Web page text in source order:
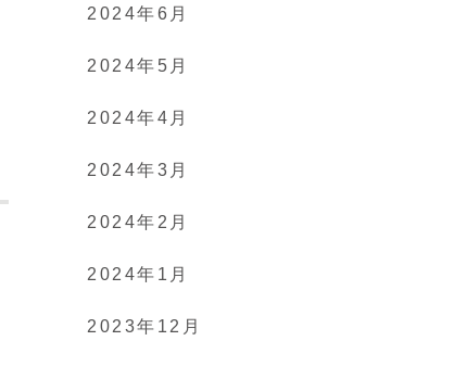
2024年6月
2024年5月
2024年4月
2024年3月
2024年2月
2024年1月
2023年12月